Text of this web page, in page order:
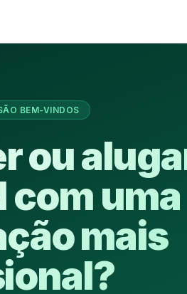
BEM-VINDOS
ou
com uma
mais